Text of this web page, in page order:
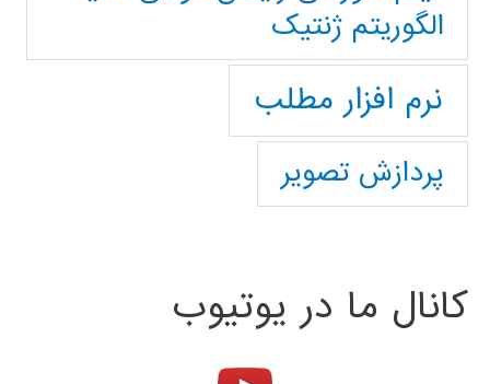
الگوریتم ژنتیک
نرم افزار مطلب
پردازش تصویر
کانال ما در یوتیوب